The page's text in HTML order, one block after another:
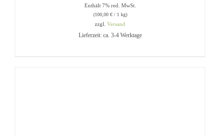
Enthält 7% red. MwSt.
(100,00 €/ 1 kg)
zzgl. Versand
Lieferzeit: ca. 3-4 Werktage